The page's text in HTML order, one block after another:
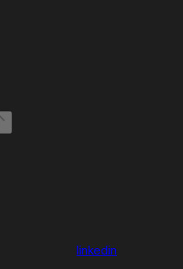
linkedin